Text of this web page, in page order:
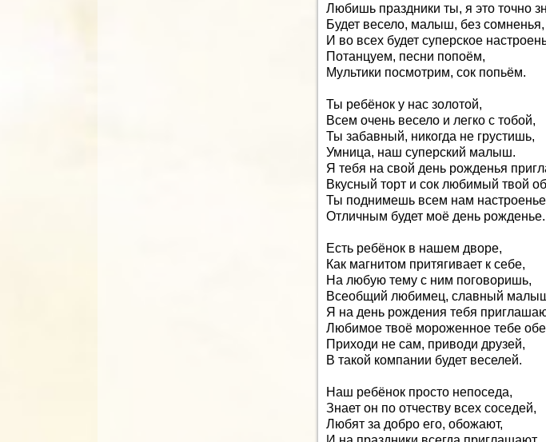
Любишь праздники ты, я это точно
Будет весело, малыш, без сомненья,
И во всех будет суперское
Потанцуем, песни попоём,
Мультики посмотрим, сок попьём.
Ты ребёнок у нас золотой,
Всем очень весело и легко с тобой,
Ты забавный, никогда не грустишь,
Умница, наш суперский малыш.
Я тебя на свой день рожденья
Вкусный торт и сок любимый твой
Ты поднимешь всем нам
Отличным будет моё день рожденье.
Есть ребёнок в нашем дворе,
Как магнитом притягивает к себе,
На любую тему с ним поговоришь,
Всеобщий любимец, славный
Я на день рождения тебя
Любимое твоё мороженное тебе
Приходи не сам, приводи друзей,
В такой компании будет веселей.
Наш ребёнок просто непоседа,
Знает он по отчеству всех соседей,
Любят за добро его, обожают,